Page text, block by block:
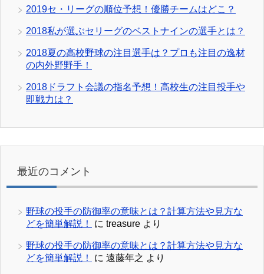
2019セ・リーグの順位予想！優勝チームはどこ？
2018私が選ぶセリーグのベストナインの選手とは？
2018夏の高校野球の注目選手は？プロも注目の逸材
の内外野野手！
2018ドラフト会議の指名予想！高校生の注目投手や
即戦力は？
最近のコメント
野球の投手の防御率の意味とは？計算方法や見方な
どを簡単解説！
に treasure より
野球の投手の防御率の意味とは？計算方法や見方な
どを簡単解説！
に 遠藤年之 より